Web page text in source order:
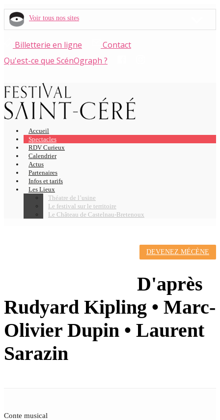
Voir tous nos sites
Billetterie en ligne
Contact
Qu'est-ce que ScénOgraph ?
Accueil
Spectacles
RDV Curieux
Calendrier
Actus
Partenaires
Infos et tarifs
Les Lieux
Théatre de l’usine
Le festival sur le territoire
Le Château de Castelnau-Bretenoux
DEVENEZ MÉCÈNE
D'après
Rudyard Kipling • Marc-
Olivier Dupin • Laurent
Sarazin
Conte musical